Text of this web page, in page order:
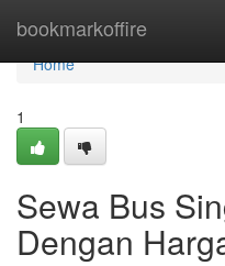
bookmarkoffire
Home
Home
1
Sewa Bus
Dengan